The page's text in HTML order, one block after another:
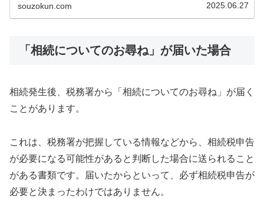
souzokun.com 2025.06.27
「相続についてのお尋ね」が届いた場合
相続発生後、税務署から「相続についてのお尋ね」が届く
ことがあります。
これは、税務署が把握している情報などから、相続税申告
が必要になる可能性があると判断した場合に送られること
がある書類です。届いたからといって、必ず相続税申告が
必要と決まったわけではありません。